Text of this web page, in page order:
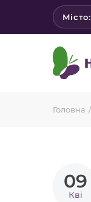
Місто:
Головна
09
Кві